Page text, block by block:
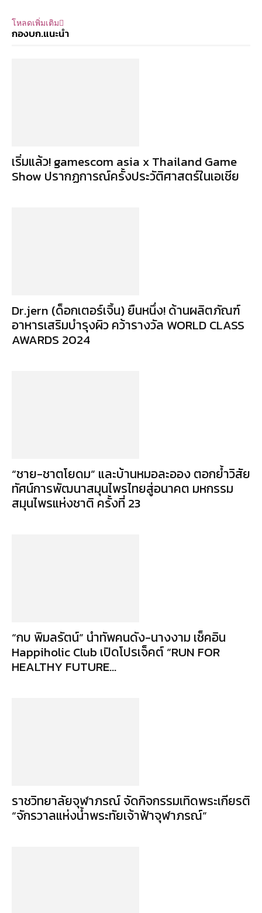
โหลดเพิ่มเติม
กองบก.แนะนำ
เริ่มแล้ว! gamescom asia x Thailand Game
Show ปรากฏการณ์ครั้งประวัติศาสตร์ในเอเชีย
Dr.jern (ด็อกเตอร์เจิ้น) ยืนหนึ่ง! ด้านผลิตภัณฑ์
อาหารเสริมบำรุงผิว คว้ารางวัล WORLD CLASS
AWARDS 2024
“ชาย-ชาตโยดม” และบ้านหมอละออง ตอกย้ำวิสัย
ทัศน์การพัฒนาสมุนไพรไทยสู่อนาคต มหกรรม
สมุนไพรแห่งชาติ ครั้งที่ 23
“กบ พิมลรัตน์” นำทัพคนดัง-นางงาม เช็คอิน
Happiholic Club เปิดโปรเจ็คต์ “RUN FOR
HEALTHY FUTURE...
ราชวิทยาลัยจุฬาภรณ์ จัดกิจกรรมเทิดพระเกียรติ
“จักรวาลแห่งน้ำพระทัยเจ้าฟ้าจุฬาภรณ์”